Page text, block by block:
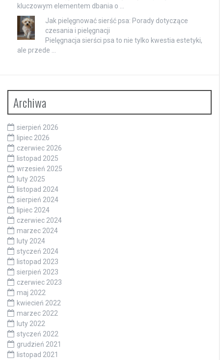
kluczowym elementem dbania o …
Jak pielęgnować sierść psa: Porady dotyczące
czesania i pielęgnacji
Pielęgnacja sierści psa to nie tylko kwestia estetyki,
ale przede …
Archiwa
sierpień 2026
lipiec 2026
czerwiec 2026
listopad 2025
wrzesień 2025
luty 2025
listopad 2024
sierpień 2024
lipiec 2024
czerwiec 2024
marzec 2024
luty 2024
styczeń 2024
listopad 2023
sierpień 2023
czerwiec 2023
maj 2022
kwiecień 2022
marzec 2022
luty 2022
styczeń 2022
grudzień 2021
listopad 2021